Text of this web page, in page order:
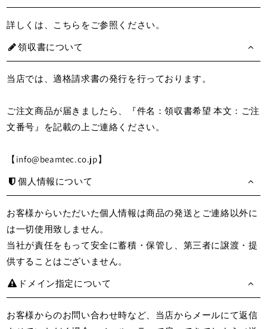
詳しくは、 こちら をご参照ください。
領収書について
当店では、適格請求書の発行を行っております。
ご注文商品が届きましたら、『件名：領収書希望 本文：ご注
文番号』を記載の上ご連絡ください。
【info@beamtec.co.jp】
個人情報について
お客様からいただいた個人情報は商品の発送とご連絡以外に
は一切使用致しません。
当社が責任をもって安全に蓄積・保管し、第三者に譲渡・提
供することはございません。
ドメイン指定について
お客様からのお問い合わせ時など、当店からメールにて返信